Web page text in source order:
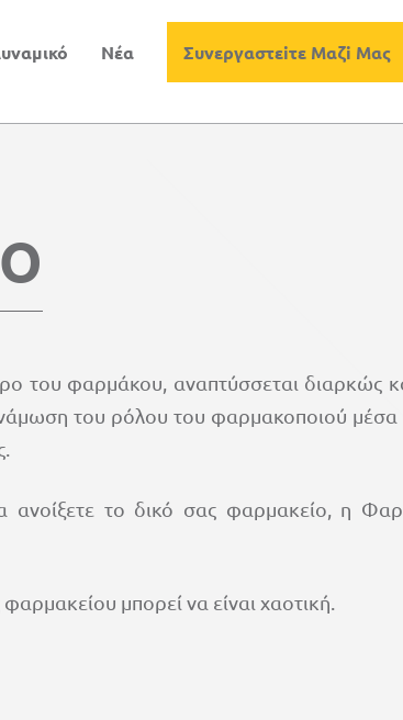
Νέα Συνεργαστεiτε Μαζi Μας
φαρμάκου, αναπτύσσεται διαρκώς
του ρόλου του φαρμακοποιού μέσα
ανοίξετε το δικό σας φαρμακείο, η
μπορεί να είναι χαοτική.